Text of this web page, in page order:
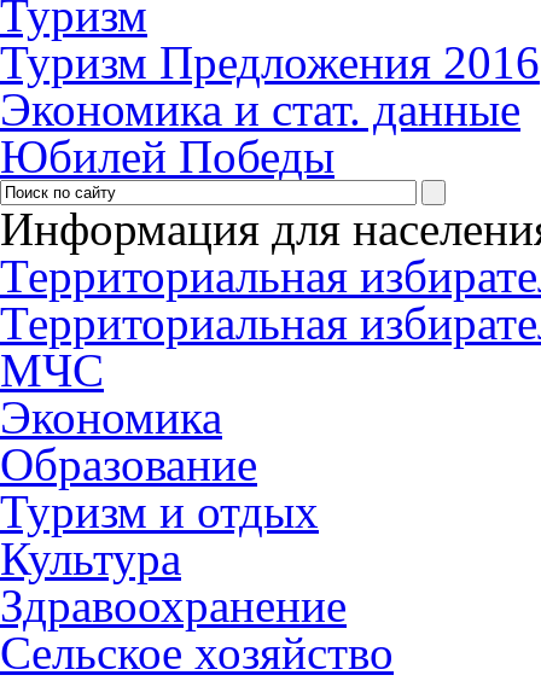
Туризм
Туризм Предложения 2016
Экономика и стат. данные
Юбилей Победы
Информация для
Территориальная
Территориальная
МЧС
Экономика
Образование
Туризм и отдых
Культура
Здравоохранение
Сельское хозяйство